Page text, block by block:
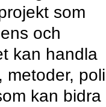
som
och
kan handla
metoder,
kan bidra